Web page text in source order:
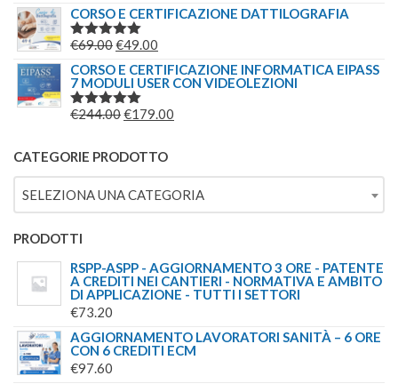
PREZZO
ORIGINALE
ERA:
€244.00.
PREZZO
€179.00.
CORSO E CERTIFICAZIONE DATTILOGRAFIA
VALUTATO
€69.00IL
PREZZO
ORIGINALE
ERA:
€49.00
PREZZO
ATTUALE
È:
CORSO E CERTIFICAZIONE INFORMATICA EIPASS
7 MODULI USER CON VIDEOLEZIONI
VALUTATO
€244.00IL
ORIGINALE
ERA:
€244.00.
€179.00
È:
€179.00.
CATEGORIE PRODOTTO
SELEZIONA UNA CATEGORIA
PRODOTTI
RSPP-ASPP - AGGIORNAMENTO 3 ORE - PATENTE
A CREDITI NEI CANTIERI - NORMATIVA E AMBITO
DI APPLICAZIONE - TUTTI I SETTORI
€73.20
AGGIORNAMENTO LAVORATORI SANITÀ – 6 ORE
CON 6 CREDITI ECM
€97.60